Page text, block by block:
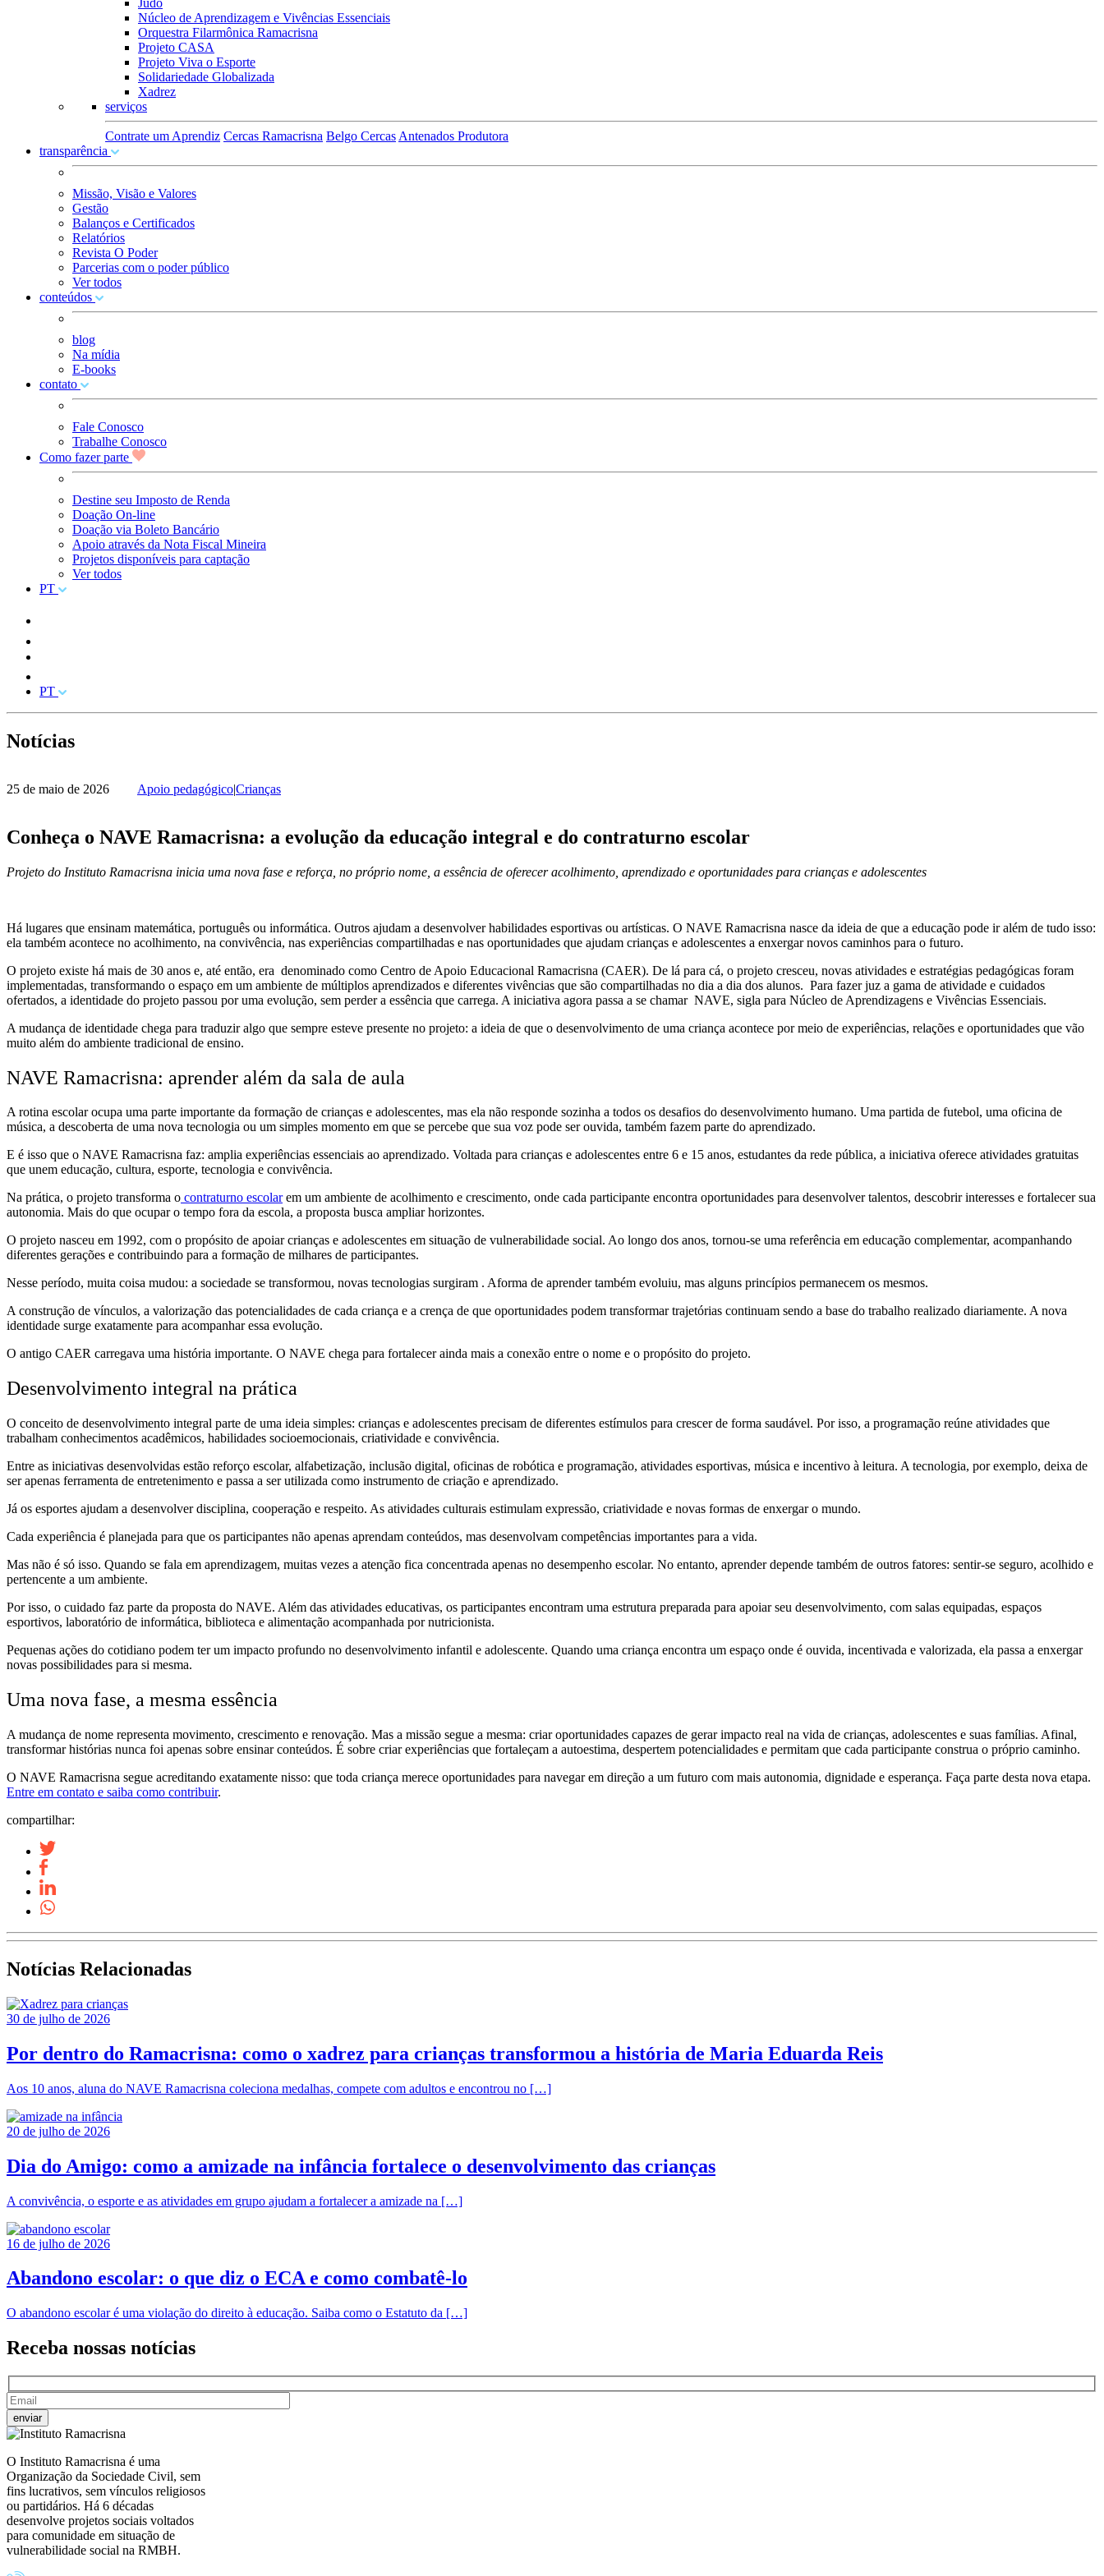
Judô
Núcleo de Aprendizagem e Vivências Essenciais
Orquestra Filarmônica Ramacrisna
Projeto CASA
Projeto Viva o Esporte
Solidariedade Globalizada
Xadrez
serviços
Contrate um Aprendiz Cercas Ramacrisna Belgo Cercas Antenados Produtora
transparência
Missão, Visão e Valores
Gestão
Balanços e Certificados
Relatórios
Revista O Poder
Parcerias com o poder público
Ver todos
conteúdos
blog
Na mídia
E-books
contato
Fale Conosco
Trabalhe Conosco
Como fazer parte
Destine seu Imposto de Renda
Doação On-line
Doação via Boleto Bancário
Apoio através da Nota Fiscal Mineira
Projetos disponíveis para captação
Ver todos
PT
PT
Notícias
25 de maio de 2026 Apoio pedagógico|Crianças
Conheça o NAVE Ramacrisna: a evolução da educação integral e do contraturno escolar
Projeto do Instituto Ramacrisna inicia uma nova fase e reforça, no próprio nome, a essência de oferecer acolhimento, aprendizado e oportunidades para crianças e adolescentes
Há lugares que ensinam matemática, português ou informática. Outros ajudam a desenvolver habilidades esportivas ou artísticas. O NAVE Ramacrisna nasce da ideia de que a educação pode ir além de tudo isso:
ela também acontece no acolhimento, na convivência, nas experiências compartilhadas e nas oportunidades que ajudam crianças e adolescentes a enxergar novos caminhos para o futuro.
O projeto existe há mais de 30 anos e, até então, era denominado como Centro de Apoio Educacional Ramacrisna (CAER). De lá para cá, o projeto cresceu, novas atividades e estratégias pedagógicas foram
implementadas, transformando o espaço em um ambiente de múltiplos aprendizados e diferentes vivências que são compartilhadas no dia a dia dos alunos. Para fazer juz a gama de atividade e cuidados
ofertados, a identidade do projeto passou por uma evolução, sem perder a essência que carrega. A iniciativa agora passa a se chamar NAVE, sigla para Núcleo de Aprendizagens e Vivências Essenciais.
A mudança de identidade chega para traduzir algo que sempre esteve presente no projeto: a ideia de que o desenvolvimento de uma criança acontece por meio de experiências, relações e oportunidades que vão
muito além do ambiente tradicional de ensino.
NAVE Ramacrisna: aprender além da sala de aula
A rotina escolar ocupa uma parte importante da formação de crianças e adolescentes, mas ela não responde sozinha a todos os desafios do desenvolvimento humano. Uma partida de futebol, uma oficina de
música, a descoberta de uma nova tecnologia ou um simples momento em que se percebe que sua voz pode ser ouvida, também fazem parte do aprendizado.
E é isso que o NAVE Ramacrisna faz: amplia experiências essenciais ao aprendizado. Voltada para crianças e adolescentes entre 6 e 15 anos, estudantes da rede pública, a iniciativa oferece atividades gratuitas
que unem educação, cultura, esporte, tecnologia e convivência.
Na prática, o projeto transforma o contraturno escolarem um ambiente de acolhimento e crescimento, onde cada participante encontra oportunidades para desenvolver talentos, descobrir interesses e fortalecer sua
autonomia. Mais do que ocupar o tempo fora da escola, a proposta busca ampliar horizontes.
O projeto nasceu em 1992, com o propósito de apoiar crianças e adolescentes em situação de vulnerabilidade social. Ao longo dos anos, tornou-se uma referência em educação complementar, acompanhando
diferentes gerações e contribuindo para a formação de milhares de participantes.
Nesse período, muita coisa mudou: a sociedade se transformou, novas tecnologias surgiram . Aforma de aprender também evoluiu, mas alguns princípios permanecem os mesmos.
A construção de vínculos, a valorização das potencialidades de cada criança e a crença de que oportunidades podem transformar trajetórias continuam sendo a base do trabalho realizado diariamente. A nova
identidade surge exatamente para acompanhar essa evolução.
O antigo CAER carregava uma história importante. O NAVE chega para fortalecer ainda mais a conexão entre o nome e o propósito do projeto.
Desenvolvimento integral na prática
O conceito de desenvolvimento integral parte de uma ideia simples: crianças e adolescentes precisam de diferentes estímulos para crescer de forma saudável. Por isso, a programação reúne atividades que
trabalham conhecimentos acadêmicos, habilidades socioemocionais, criatividade e convivência.
Entre as iniciativas desenvolvidas estão reforço escolar, alfabetização, inclusão digital, oficinas de robótica e programação, atividades esportivas, música e incentivo à leitura. A tecnologia, por exemplo, deixa de
ser apenas ferramenta de entretenimento e passa a ser utilizada como instrumento de criação e aprendizado.
Já os esportes ajudam a desenvolver disciplina, cooperação e respeito. As atividades culturais estimulam expressão, criatividade e novas formas de enxergar o mundo.
Cada experiência é planejada para que os participantes não apenas aprendam conteúdos, mas desenvolvam competências importantes para a vida.
Mas não é só isso. Quando se fala em aprendizagem, muitas vezes a atenção fica concentrada apenas no desempenho escolar. No entanto, aprender depende também de outros fatores: sentir-se seguro, acolhido e
pertencente a um ambiente.
Por isso, o cuidado faz parte da proposta do NAVE. Além das atividades educativas, os participantes encontram uma estrutura preparada para apoiar seu desenvolvimento, com salas equipadas, espaços
esportivos, laboratório de informática, biblioteca e alimentação acompanhada por nutricionista.
Pequenas ações do cotidiano podem ter um impacto profundo no desenvolvimento infantil e adolescente. Quando uma criança encontra um espaço onde é ouvida, incentivada e valorizada, ela passa a enxergar
novas possibilidades para si mesma.
Uma nova fase, a mesma essência
A mudança de nome representa movimento, crescimento e renovação. Mas a missão segue a mesma: criar oportunidades capazes de gerar impacto real na vida de crianças, adolescentes e suas famílias. Afinal,
transformar histórias nunca foi apenas sobre ensinar conteúdos. É sobre criar experiências que fortaleçam a autoestima, despertem potencialidades e permitam que cada participante construa o próprio caminho.
O NAVE Ramacrisna segue acreditando exatamente nisso: que toda criança merece oportunidades para navegar em direção a um futuro com mais autonomia, dignidade e esperança. Faça parte desta nova etapa.
Entre em contato e saiba como contribuir.
compartilhar:
Notícias Relacionadas
30 de julho de 2026
Por dentro do Ramacrisna: como o xadrez para crianças transformou a história de Maria Eduarda Reis
Aos 10 anos, aluna do NAVE Ramacrisna coleciona medalhas, compete com adultos e encontrou no […]
20 de julho de 2026
Dia do Amigo: como a amizade na infância fortalece o desenvolvimento das crianças
A convivência, o esporte e as atividades em grupo ajudam a fortalecer a amizade na […]
16 de julho de 2026
Abandono escolar: o que diz o ECA e como combatê-lo
O abandono escolar é uma violação do direito à educação. Saiba como o Estatuto da […]
Receba nossas notícias
O Instituto Ramacrisna é uma
Organização da Sociedade Civil, sem
fins lucrativos, sem vínculos religiosos
ou partidários. Há 6 décadas
desenvolve projetos sociais voltados
para comunidade em situação de
vulnerabilidade social na RMBH.